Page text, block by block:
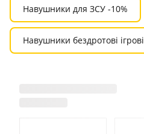
Навушники для ЗСУ -10%
Навушники бездротові ігрові